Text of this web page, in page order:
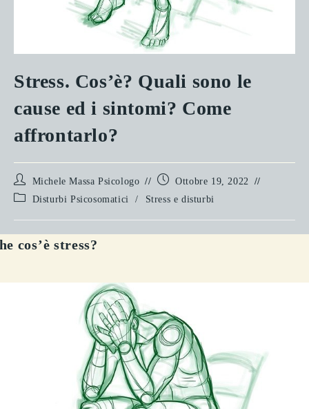
Stress. Cos’è? Quali sono le
cause ed i sintomi? Come
affrontarlo?
Autore
dell'articolo:
Michele Massa Psicologo
ArticoloOttobre 19, 2022
Categoria
Disturbi Psicosomatici / Stress e disturbi
cos’è stress?